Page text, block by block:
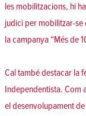
les mobilitzacions, hi
judici per mobilitzar-se
la campanya “Més de
Cal també destacar la
Independentista. Com
el desenvolupament